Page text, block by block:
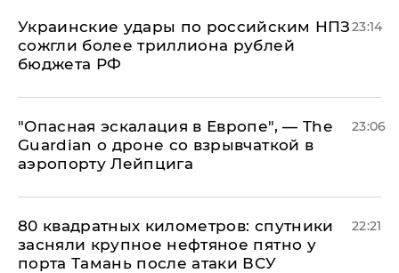
Украинские удары по российским НПЗ
сожгли более триллиона рублей
бюджета РФ
23:14
"Опасная эскалация в Европе", — The
Guardian о дроне со взрывчаткой в
аэропорту Лейпцига
23:06
80 квадратных километров: спутники
засняли крупное нефтяное пятно у
порта Тамань после атаки ВСУ
22:21